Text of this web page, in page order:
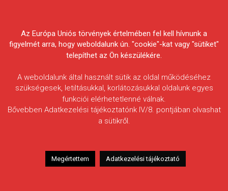
Egyesületek Szövetsége
HÍREK
Az AFIT Horgászegyesület
2010.12.22. morneo.it
Az Európa Uniós törvények értelmében fel kell hívnunk a
figyelmét arra, hogy weboldalunk ún. "cookie"-kat vagy "sütiket"
telepíthet az Ön készülékére.
A weboldalunk által használt sütik az oldal működéséhez
szükségesek, letiltásukkal, korlátozásukkal oldalunk egyes
funkciói elérhetetlenné válnak.
Bővebben Adatkezelési tájékoztatónk IV/8. pontjában olvashat
a sütikről.
Megértettem Adatkezelési tájékoztató